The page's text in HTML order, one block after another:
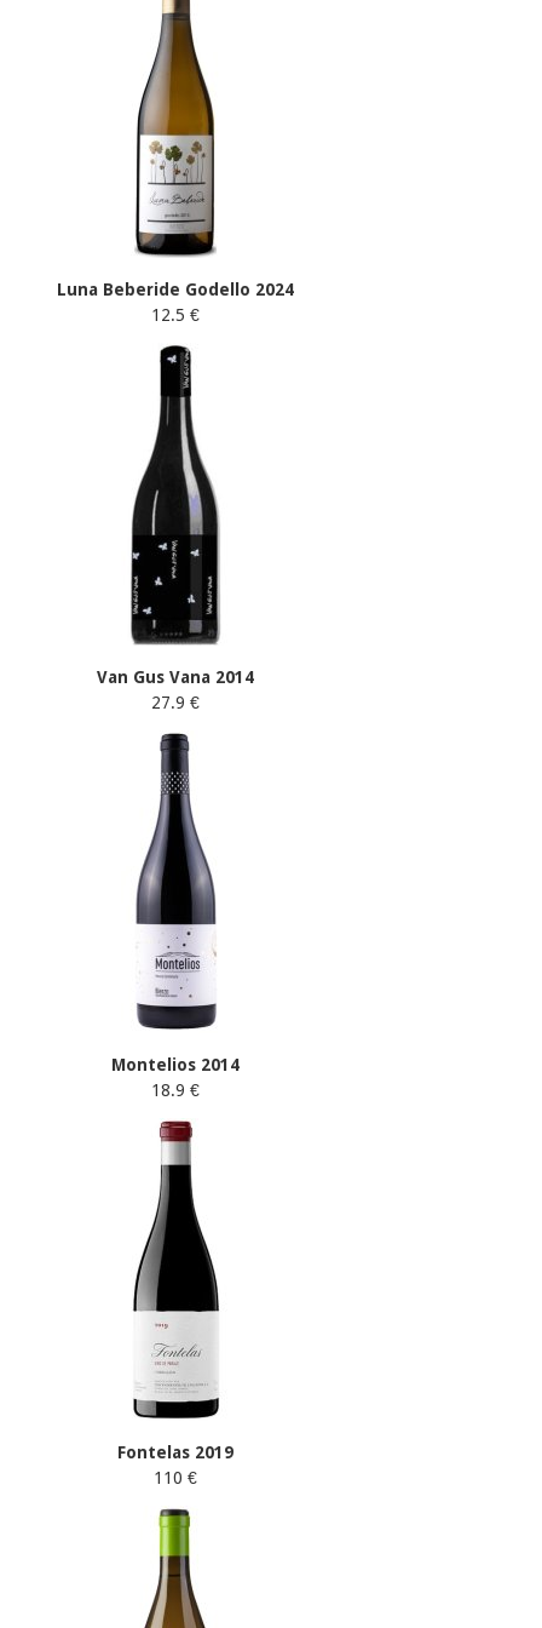
Luna Beberide Godello 2024
12.5 €
Van Gus Vana 2014
27.9 €
Montelios 2014
18.9 €
Fontelas 2019
110 €